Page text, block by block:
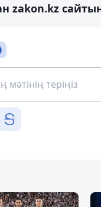
zakon.kz